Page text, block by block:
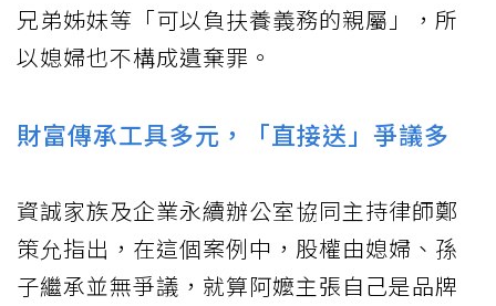
兄弟姊妹等「可以負扶養義務的親屬」，所
以媳婦也不構成遺棄罪。
財富傳承工具多元，「直接送」爭議多
資誠家族及企業永續辦公室協同主持律師鄭
策允指出，在這個案例中，股權由媳婦、孫
子繼承並無爭議，就算阿嬤主張自己是品牌